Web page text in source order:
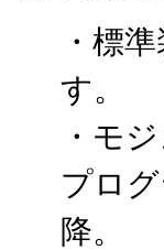
・標
す。
・モ
プロ
降。